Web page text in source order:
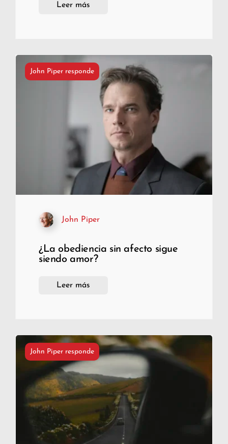
Leer más
John Piper responde
John Piper
¿La obediencia sin afecto sigue
siendo amor?
Leer más
John Piper responde